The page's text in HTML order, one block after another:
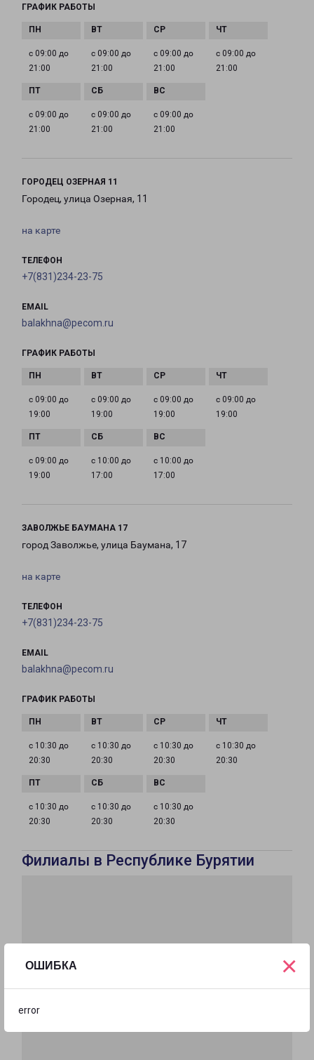
ОШИБКА
error
×
ГРАФИК РАБОТЫ
с 09:00 до
21:00
с 09:00 до
21:00
с 09:00 до
21:00
с 09:00 до
21:00
с 09:00 до
21:00
с 09:00 до
21:00
с 09:00 до
21:00
ГОРОДЕЦ ОЗЕРНАЯ 11
Городец, улица Озерная, 11
на карте
ТЕЛЕФОН
+7(831)234-23-75
EMAIL
balakhna@pecom.ru
ГРАФИК РАБОТЫ
с 09:00 до
19:00
с 09:00 до
19:00
с 09:00 до
19:00
с 09:00 до
19:00
с 09:00 до
19:00
с 10:00 до
17:00
с 10:00 до
17:00
ЗАВОЛЖЬЕ БАУМАНА 17
город Заволжье, улица Баумана, 17
на карте
ТЕЛЕФОН
+7(831)234-23-75
EMAIL
balakhna@pecom.ru
ГРАФИК РАБОТЫ
с 10:30 до
20:30
с 10:30 до
20:30
с 10:30 до
20:30
с 10:30 до
20:30
с 10:30 до
20:30
с 10:30 до
20:30
с 10:30 до
20:30
Филиалы в Республике Бурятии